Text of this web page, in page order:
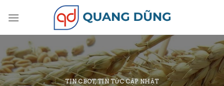
TIN CBOT,TIN TỨC CẬP NHẬT